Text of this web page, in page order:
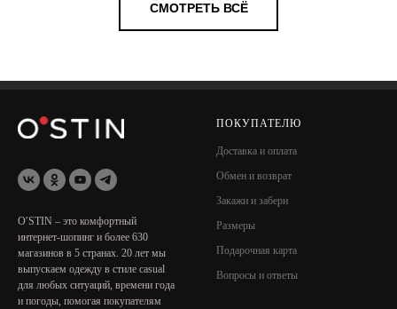
СМОТРЕТЬ ВСЁ
O′STIN – это комфортный
интернет-шопинг и более 630
магазинов в 5 странах. 20 лет мы
выпускаем одежду в стиле сasual
для любых ситуаций, времени года
и погоды, помогая покупателям
ПОКУПАТЕЛЮ
Доставка и оплата
Обмен и возврат
Закажи и забери
Размеры
Подарочная карта
Вопросы и ответы